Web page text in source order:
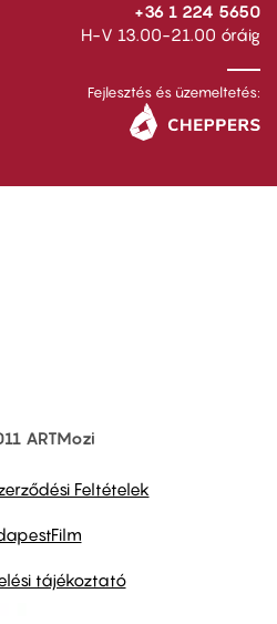
+36 1 224 5650
H-V 13.00-21.00 óráig
Fejlesztés és üzemeltetés:
ARTMozi
Feltételek
tájékoztató